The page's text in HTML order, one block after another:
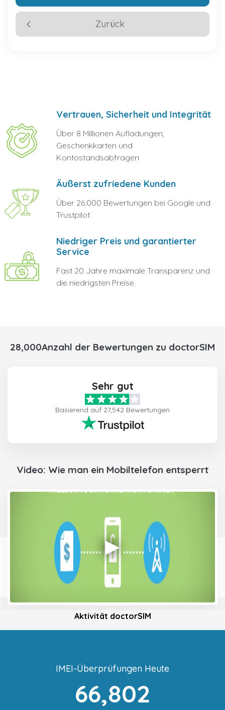
Zurück
Vertrauen, Sicherheit und Integrität
Über 8 Millionen Aufladungen,
Geschenkkarten und
Kontostandsabfragen
Äußerst zufriedene Kunden
Über 26.000 Bewertungen bei Google und
Trustpilot
Niedriger Preis und garantierter
Service
Fast 20 Jahre maximale Transparenz und
die niedrigsten Preise
28,000Anzahl der Bewertungen zu doctorSIM
Sehr gut
Basierend auf 27,542 Bewertungen
Video: Wie man ein Mobiltelefon entsperrt
Aktivität doctorSIM
IMEI-Überprüfungen Heute
66,802